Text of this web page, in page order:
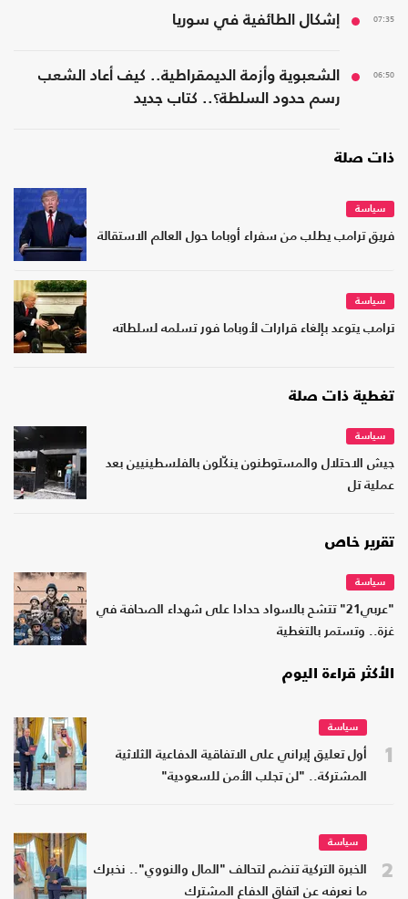
07:35 إشكال الطائفية في سوريا
06:50
الشعبوية وأزمة الديمقراطية.. كيف أعاد الشعب
رسم حدود السلطة؟.. كتاب جديد
ذات صلة
سياسة
فريق ترامب يطلب من سفراء أوباما حول العالم الاستقالة
سياسة
ترامب يتوعد بإلغاء قرارات لأوباما فور تسلمه لسلطاته
تغطية ذات صلة
سياسة
جيش الاحتلال والمستوطنون ينكّلون بالفلسطينيين بعد
عملية تل
تقرير خاص
سياسة
"عربي21" تتشح بالسواد حدادا على شهداء الصحافة في
غزة.. وتستمر بالتغطية
الأكثر قراءة اليوم
1
سياسة
أول تعليق إيراني على الاتفاقية الدفاعية الثلاثية
المشتركة.. "لن تجلب الأمن للسعودية"
2
سياسة
الخبرة التركية تنضم لتحالف "المال والنووي".. نخبرك
ما نعرفه عن اتفاق الدفاع المشترك